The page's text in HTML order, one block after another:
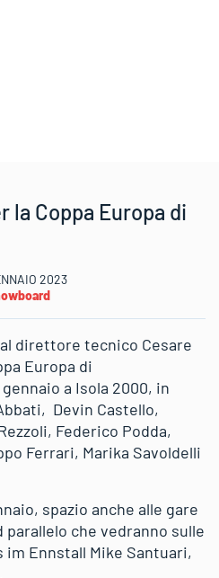
la Coppa Europa di
2023
direttore tecnico Cesare
Europa di
a Isola 2000, in
Devin Castello,
Federico Podda,
Ferrari, Marika Savoldelli
spazio anche alle gare
che vedranno sulle
Ennstall Mike Santuari,